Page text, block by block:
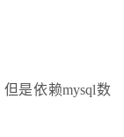
是依赖mysql数